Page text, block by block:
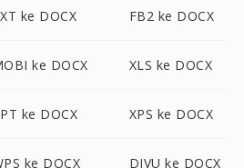
ke DOCX FB2 ke DOCX
ke DOCX XLS ke DOCX
ke DOCX XPS ke DOCX
ke DOCX DJVU ke DOCX